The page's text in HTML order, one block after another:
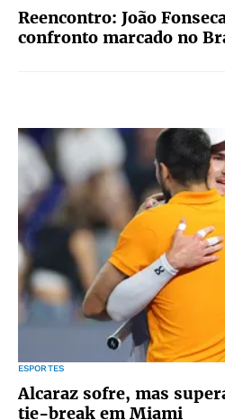
Reencontro: João
confronto marcado no
ESPORTES
Alcaraz sofre, mas
tie-break em Miami